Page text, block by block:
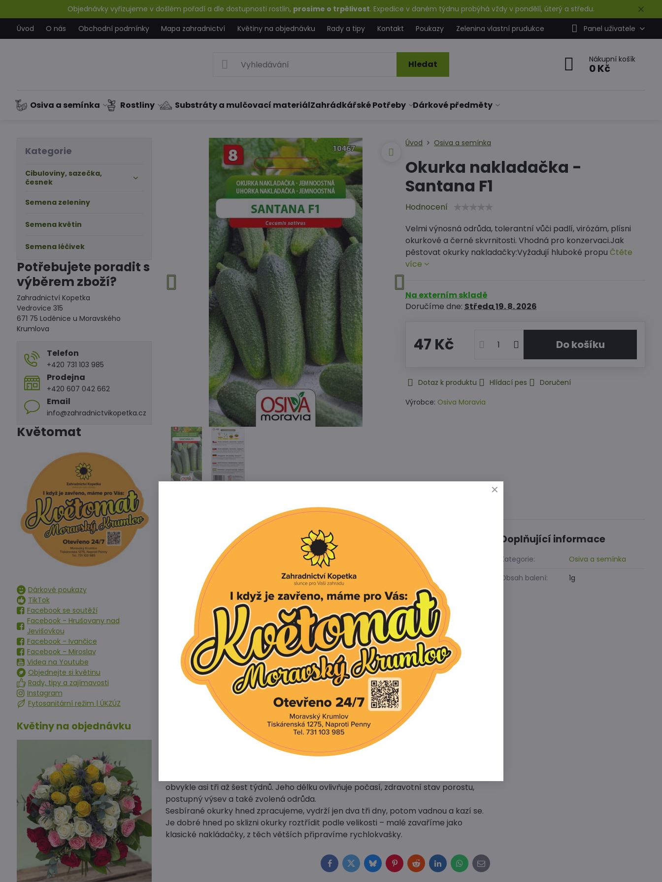
✕
Objednávky vyřizujeme v došlém pořadí a dle dostupnosti rostlin, prosíme o trpělivost. Expedice v daném týdnu probýhá vždy v pondělí, úterý a středu.
Úvod
O nás Obchodní podmínky Mapa zahradnictví Květiny na objednávku Rady a tipy Kontakt Poukazy Zelenina vlastní prudukce Panel uživatele
Hledat Nákupní košík
0 Kč
Osiva a semínka Rostliny Substráty a mulčovací materiálZahrádkářské Potřeby Dárkové předměty
Úvod Osiva a semínka
Okurka nakladačka -
Santana F1
Hodnocení
Velmi výnosná odrůda, tolerantní vůči padlí, virózám, plísni
okurkové a černé skvrnitosti. Vhodná pro konzervaci.Jak
pěstovat okurky nakladačky:Vyžadují hluboké propuČtěte
více
Na externím skladě
Doručíme dne:Středa19. 8. 2026
47 Kč Do košíku
Dotaz k produktu Hlídací pes
Doručení
Výrobce: Osiva Moravia
Popis
Velmi výnosná odrůda, tolerantní vůči padlí, virózám, plísni okurkové a černé
skvrnitosti. Vhodná pro konzervaci.
Jak pěstovat okurky nakladačky:
Vyžadují hluboké propustné půdy, bohaté na humus i živiny a slunečné stanoviště
chráněné před větrem. Nedaří se jim v těžkých, studených a
zamokřených půdách.
Osivo okurek nakládaček vyséváme v květnu do dobře připravené půdy
obohacené o kompost.
Při setí má být půda teplá alespoň 15 °C, potom semena vyklíčí do cca deseti dnů.
Pěstovat je můžeme i ze sadby. Vždy dvě až tři semena vysejeme do větších
květináčků asi měsíc před plánovanou výsadbou na záhon.
Pro optimální vývoj plodů je nutná pravidelná a dostatečná zálivka od vzcházení až
do konce nasazování plodů. Zaléváme dvakrát až třikrát týdně.
Při teplotách pod 18°C je zálivka zbytečná. Voda by také neměla být výrazně
chladnější, než je teplota půdy.
Nejvhodnější je zálivka podmokem. Ve vzdálenost asi 20 cm od řádku rostlin
uděláme mělkou rýhu, do které vodu napustíme.
Nakládačky jsou náročné na hnojení, a to zejména v období nasazování plodů.
obvykle asi tři až šest týdnů. Jeho délku ovlivňuje počasí, zdravotní stav porostu,
postupný výsev a také zvolená odrůda.
Sesbírané okurky hned zpracujeme, vydrží jen dva tři dny, potom vadnou a kazí se.
Je dobré hned po sklizni okurky roztřídit podle velikosti – malé zavaříme jako
klasické nakládačky, z těch větších připravíme rychlokvašky.
Doplňující informace
Kategorie:
Osiva a semínka
Obsah balení:
1g
Facebook
TwitterBlueskyPinterest
RedditLinkedInWhatsApp
E-
mail
Kategorie
Cibuloviny, sazečka,
česnek
Semena zeleniny
Semena květin
Semena léčivek
Potřebujete poradit s
výběrem zboží?
Zahradnictví Kopetka
Vedrovice 315
671 75 Loděnice u Moravského
Krumlova
Telefon
+420 731 103 985
Prodejna
+420 607 042 662
Email
info@zahradnictvikopetka.cz
Květomat
Dárkové poukazy
TikTok
Facebook se soutěží
Facebook - Hrušovany nad
Jevišovkou
Facebook - Ivančice
Facebook - Miroslav
Videa na Youtube
Objednejte si květinu
Rady, tipy a zajímavosti
Instagram
Fytosanitární režim | ÚKZÚZ
Květiny na objednávku